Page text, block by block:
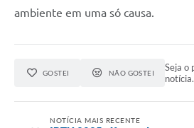
ambiente em uma só causa.
GOSTEI NÃO GOSTEI
Seja o
notícia.
NOTÍCIA MAIS RECENTE